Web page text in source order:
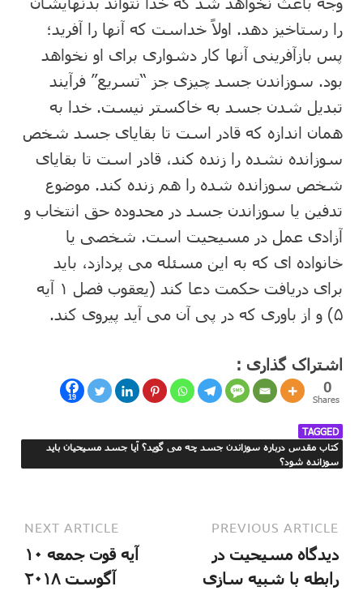
را رستاخیز دهد. اولاً خداست که آنها را آفرید؛
پس بازآفرینی آنها کار دشواری برای او نخواهد
بود. سوزاندن جسد چیزی جز “تسریع” فرآیند
تبدیل شدن جسد به خاکستر نیست. خدا به
همان اندازه که قادر است تا بقایای جسد شخص
سوزانده نشده را زنده کند، قادر است تا بقایای
شخص سوزانده شده را هم زنده کند. موضوع
تدفین یا سوزاندن جسد در محدوده حق انتخاب و
آزادی عمل در مسیحیت است. شخصی یا
خانواده ای که به این مسئله می پردازد، باید
برای دریافت حکمت دعا کند (یعقوب فصل ۱ آیه
۵) و از باوری که در پی آن می آید پیروی کند.
اشتراک گذاری :
19
0
Shares
TAGGED
کتاب مقدس درباره سوزاندن جسد چه می گوید؟ آیا جسد مسیحیان باید
سوزانده شود؟
PREVIOUS ARTICLE
دیدگاه مسیحیت در
رابطه با شبیه سازی
NEXT ARTICLE
آیه قوت جمعه ۱۰
آگوست ۲۰۱۸